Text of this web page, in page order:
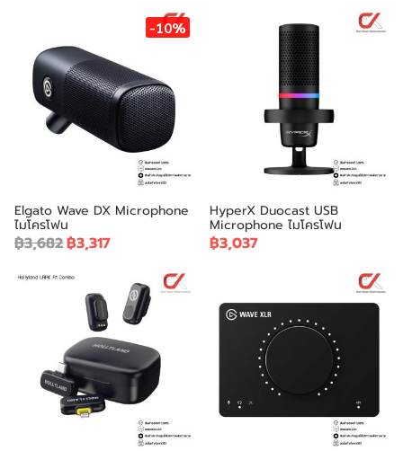
-10%
Elgato Wave DX Microphone
ไมโครโฟน
฿3,682฿3,317
HyperX Duocast USB
Microphone ไมโครโฟน
฿3,037